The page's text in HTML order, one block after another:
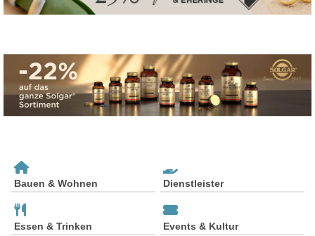
Bauen & Wohnen Dienstleister
Essen & Trinken Events & Kultur